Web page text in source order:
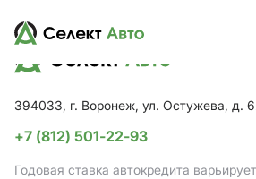
394033, г. Воронеж, ул. Остужева, д.
+7 (812) 501-22-93
Годовая ставка автокредита